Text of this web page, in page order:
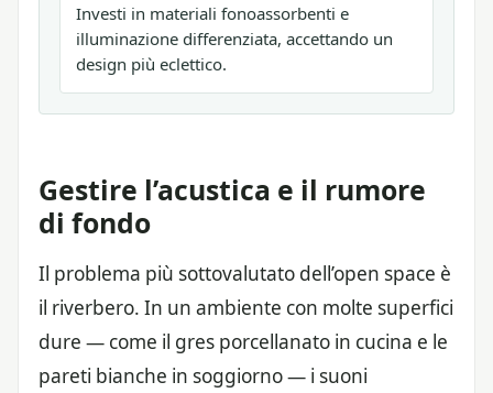
Investi in materiali fonoassorbenti e
illuminazione differenziata, accettando un
design più eclettico.
Gestire l’acustica e il rumore
di fondo
Il problema più sottovalutato dell’open space è
il riverbero. In un ambiente con molte superfici
dure — come il gres porcellanato in cucina e le
pareti bianche in soggiorno — i suoni